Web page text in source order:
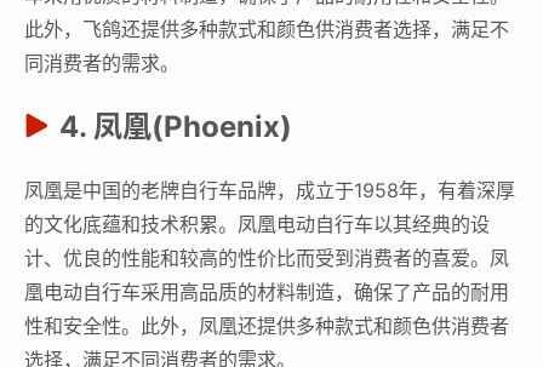
此外，飞鸽还提供多种款式和颜色供消费者选择，满足不
同消费者的需求。
4. 凤凰(Phoenix)
凤凰是中国的老牌自行车品牌，成立于1958年，有着深厚
的文化底蕴和技术积累。凤凰电动自行车以其经典的设
计、优良的性能和较高的性价比而受到消费者的喜爱。凤
凰电动自行车采用高品质的材料制造，确保了产品的耐用
性和安全性。此外，凤凰还提供多种款式和颜色供消费者
选择，满足不同消费者的需求。